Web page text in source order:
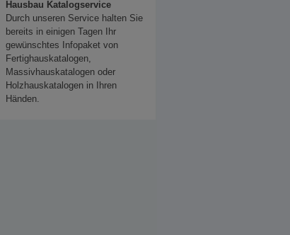
Hausbau Katalogservice
Durch unseren Service halten Sie
bereits in einigen Tagen Ihr
gewünschtes Infopaket von
Fertighauskatalogen,
Massivhauskatalogen oder
Holzhauskatalogen in Ihren
Händen.